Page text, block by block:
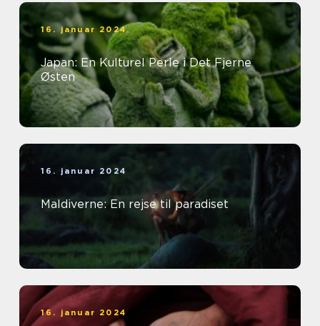
16. januar 2024
Japan: En Kulturel Perle i Det Fjerne
Østen
16. januar 2024
Maldiverne: En rejse til paradiset
16. januar 2024